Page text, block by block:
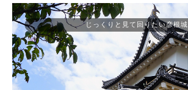
じっくりと見て回りたい彦根城